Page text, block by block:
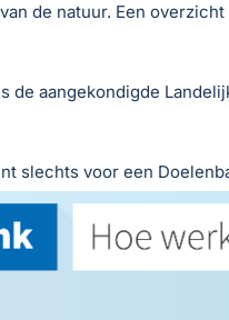
de natuur. Een
de aangekondigde
slechts voor een